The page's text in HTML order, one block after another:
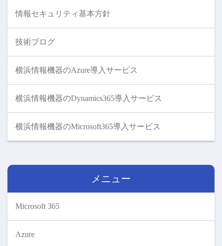
情報セキュリティ基本方針
技術ブログ
横浜情報機器のAzure導入サービス
横浜情報機器のDynamics365導入サービス
横浜情報機器のMicrosoft365導入サービス
メニュー
Microsoft 365
Azure